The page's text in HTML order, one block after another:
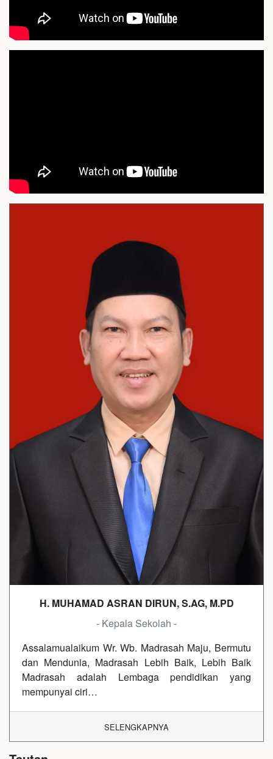
H. MUHAMAD ASRAN DIRUN, S.AG, M.PD
- Kepala Sekolah -
Assalamualaikum Wr. Wb. Madrasah Maju, Bermutu
dan Mendunia, Madrasah Lebih Baik, Lebih Baik
Madrasah adalah Lembaga pendidikan yang
mempunyai ciri…
SELENGKAPNYA